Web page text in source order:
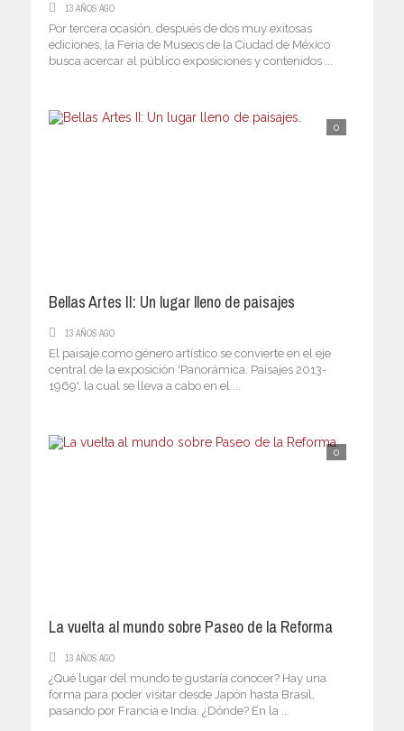
13 AÑOS AGO
Por tercera ocasión, después de dos muy exitosas
ediciones, la Feria de Museos de la Ciudad de México
busca acercar al público exposiciones y contenidos ...
0
Bellas Artes II: Un lugar lleno de paisajes
13 AÑOS AGO
El paisaje como género artístico se convierte en el eje
central de la exposición 'Panorámica. Paisajes 2013-
1969', la cual se lleva a cabo en el ...
0
La vuelta al mundo sobre Paseo de la Reforma
13 AÑOS AGO
¿Qué lugar del mundo te gustaría conocer? Hay una
forma para poder visitar desde Japón hasta Brasil,
pasando por Francia e India. ¿Dónde? En la ...